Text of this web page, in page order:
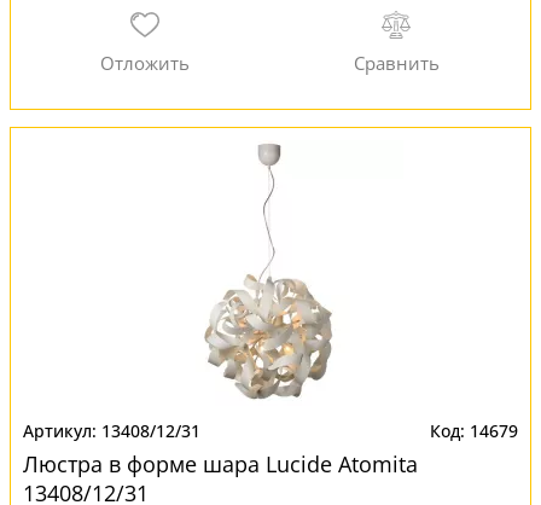
13408/12/31 14679
Люстра в форме шара Lucide Atomita
13408/12/31